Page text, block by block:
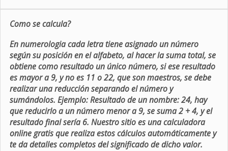
Como se calcula?
En numerologia cada letra tiene asignado un número
según su posición en el alfabeto, al hacer la suma total, se
obtiene como resultado un único número, si ese resultado
es mayor a 9, y no es 11 o 22, que son maestros, se debe
realizar una reducción separando el número y
sumándolos. Ejemplo: Resultado de un nombre: 24, hay
que reducirlo a un número menor a 9, se suma 2 + 4, y el
resultado final sería 6. Nuestro sitio es una calculadora
online gratis que realiza estos cálculos automáticamente y
te da detalles completos del significado de dicho valor.